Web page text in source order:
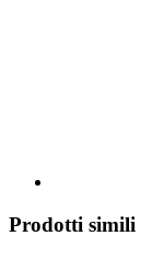
Prodotti simili